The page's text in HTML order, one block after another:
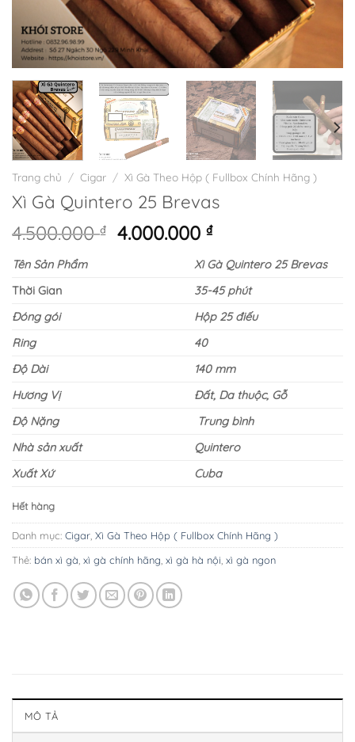
Trang chủ / Cigar / Xì Gà Theo Hộp ( Fullbox Chính Hãng )
Xì Gà Quintero 25 Brevas
4.500.000₫
Giá
4.500.000 ₫.
4.000.000₫Giá
tại
là:
4.000.000 ₫.
Tên Sản Phẩm
Xì Gà Quintero 25 Brevas
Thời Gian
35-45 phút
Đóng gói
Hộp 25 điếu
Ring
40
Độ Dài
140 mm
Hương Vị
Đất, Da thuộc, Gỗ
Độ Nặng
Trung bình
Nhà sản xuất
Quintero
Xuất Xứ
Cuba
Hết hàng
Danh mục: Cigar Xì Gà Theo Hộp ( Fullbox Chính Hãng )
Thẻ: bán xì gà xì gà chính hãng xì gà hà nội xì gà ngon
MÔ TẢ